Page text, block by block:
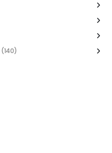
(140)